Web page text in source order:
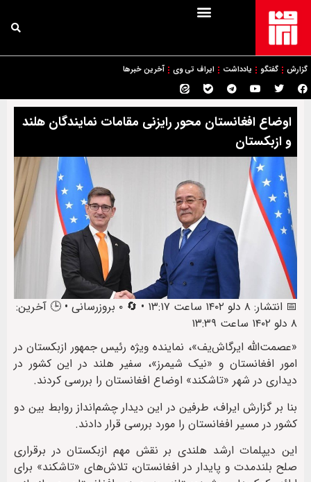
گزارش گفتگو یادداشت ایراف تی وی آخرین خبرها
اوضاع افغانستان محور رایزنی مقامات نمایندگان هلند
و ازبکستان
📅 انتشار: ۸ دلو ۱۴۰۲ ساعت ۱۳:۱۷ • 🔄 ۰ بروزرسانی • 🕒 آخرین:
۸ دلو ۱۴۰۲ ساعت ۱۳:۳۹
«عصمت‌الله ایرگاش‌یف»، نماینده ویژه رئیس جمهور ازبکستان در
امور افغانستان و «نیک شیمرز»، سفیر هلند در این کشور در
دیداری در شهر «تاشکند» اوضاع افغانستان را بررسی کردند.
بنا بر گزارش ایراف، طرفین در این دیدار چشم‌انداز روابط بین دو
کشور در مسیر افغانستان را مورد بررسی قرار دادند.
این دیپلمات ارشد هلندی بر نقش مهم ازبکستان در برقراری
صلح بلندمدت و پایدار در افغانستان، تلاش‌های «تاشکند» برای